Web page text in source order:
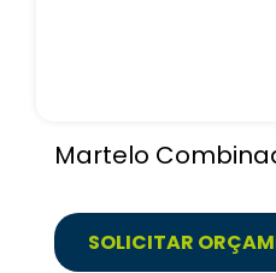
Martelo
SOLICITAR